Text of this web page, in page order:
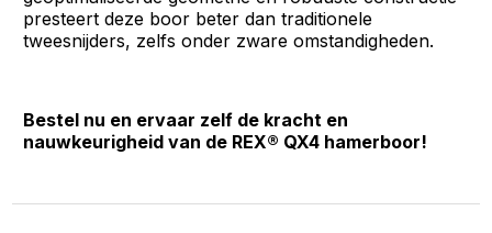
presteert deze boor beter dan traditionele
tweesnijders, zelfs onder zware omstandigheden.
Bestel nu en ervaar zelf de kracht en
nauwkeurigheid van de REX® QX4 hamerboor!